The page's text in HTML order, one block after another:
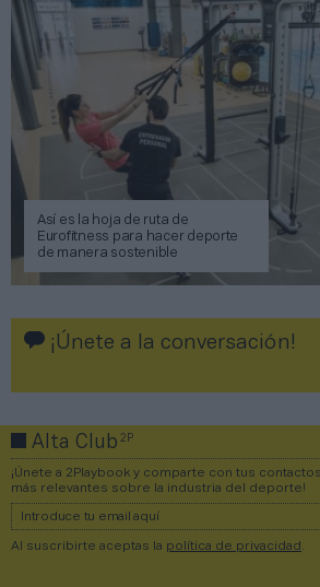
Así es la hoja de ruta de
Eurofitness para hacer deporte
de manera sostenible
¡Únete a la conversación!
Alta Club2P
¡Únete a 2Playbook y comparte con tus
más relevantes sobre la industria del deporte!
Al suscribirte aceptas la política de privacidad .